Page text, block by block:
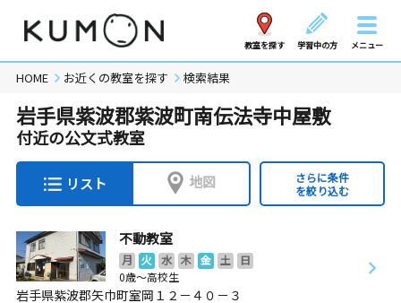
教室を探す 学習中の方 メニュー
HOME お近くの教室を探す 検索結果
岩手県紫波郡紫波町南伝法寺中屋敷
付近の公文式教室
リスト 地図
さらに条件
を絞り込む
不動教室
月 火 水 木 金 土
日
0歳～高校生
岩手県紫波郡矢巾町室岡１２－４０－３